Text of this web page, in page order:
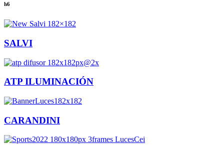
h6
SALVI
ATP ILUMINACIÓN
CARANDINI